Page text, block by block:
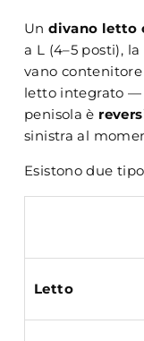
Undivano letto
a L (4–5 posti),
vano
letto integrato —
penisola è
sinistra al
Esistono due
Letto